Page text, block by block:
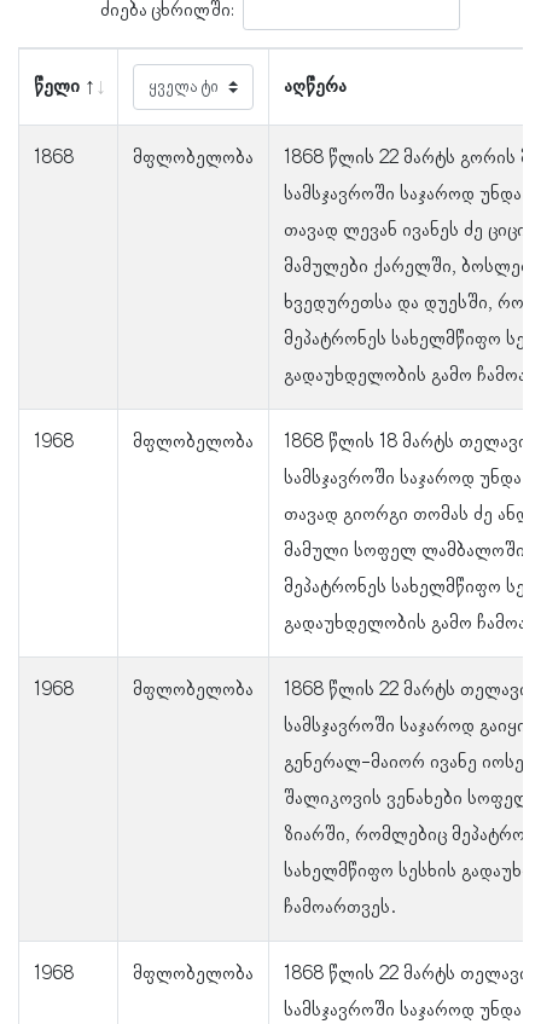
ძიება ცხრილში:
წელი აღწერა
1868 მფლობელობა
1868 წლის 22 მარტს გორის
სამსჯავროში საჯაროდ უნდა
თავად ლევან ივანეს ძე
მამულები ქარელში,
ხვედურეთსა და დუესში,
მეპატრონეს სახელმწიფო
გადაუხდელობის გამო
1968 მფლობელობა
1868 წლის 18 მარტს თელავის
სამსჯავროში საჯაროდ უნდა
თავად გიორგი თომას ძე
მამული სოფელ ლამბალოში,
მეპატრონეს სახელმწიფო
გადაუხდელობის გამო
1968 მფლობელობა
1868 წლის 22 მარტს
სამსჯავროში საჯაროდ
გენერალ-მაიორ ივანე
შალიკოვის ვენახები სოფელ
ზიარში, რომლებიც
სახელმწიფო სესხის
ჩამოართვეს.
1968 მფლობელობა
1868 წლის 22 მარტს
სამსჯავროში საჯაროდ უნდა